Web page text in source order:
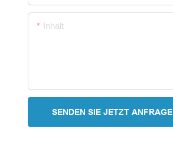
Inhalt
SENDEN SIE JETZT ANFRAGE